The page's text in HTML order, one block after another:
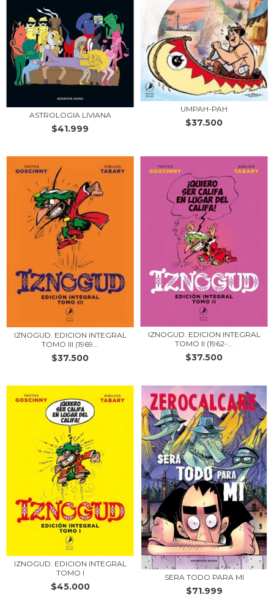
ASTROLOGIA LIVIANA
$41.999
UMPAH-PAH
$37.500
IZNOGUD. EDICION INTEGRAL
TOMO III (1969...
$37.500
IZNOGUD. EDICION INTEGRAL
TOMO II (1962-...
$37.500
IZNOGUD. EDICION INTEGRAL
TOMO I
$45.000
SERA TODO PARA MI
$71.999